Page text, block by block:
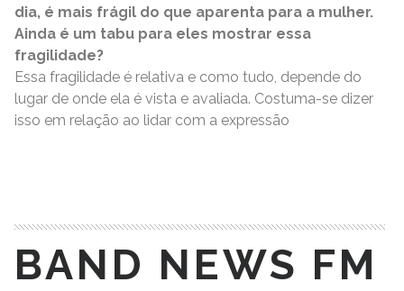
dia, é mais frágil do que aparenta para a mulher.
Ainda é um tabu para eles mostrar essa
fragilidade?
Essa fragilidade é relativa e como tudo, depende do
lugar de onde ela é vista e avaliada. Costuma-se dizer
isso em relação ao lidar com a expressão
BAND NEWS FM